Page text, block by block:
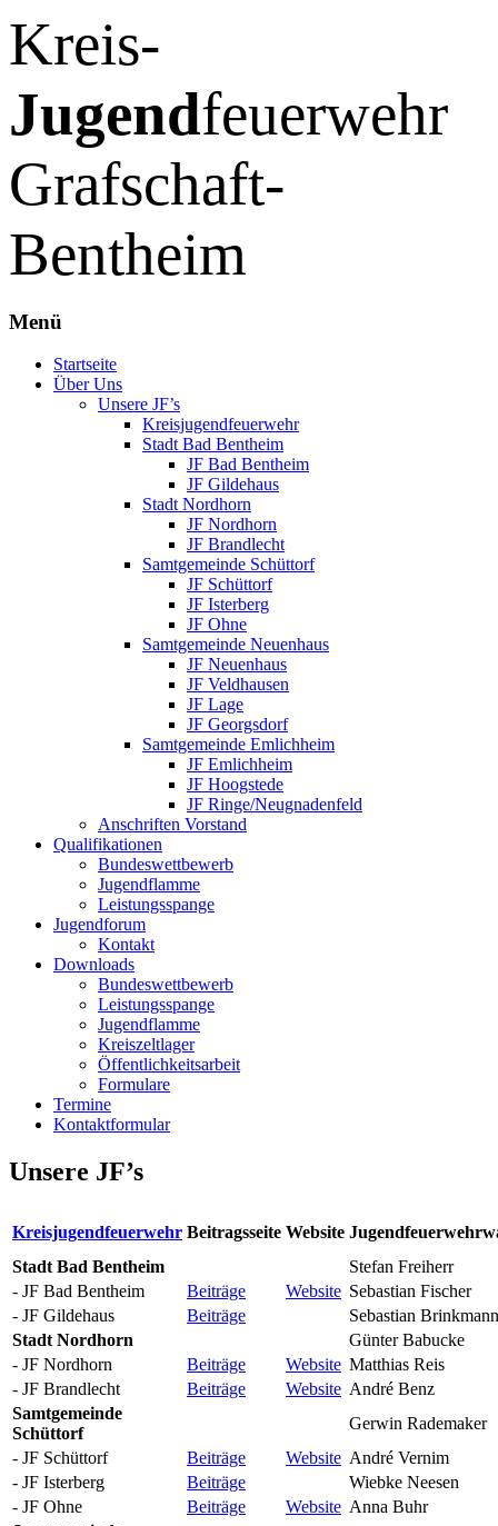
Kreis-
Jugendfeuerwehr
Grafschaft-
Bentheim
Menü
Zum
Inhalt
Startseite
Über Uns
Unsere JF’s
Kreisjugendfeuerwehr
Stadt Bad Bentheim
JF Bad Bentheim
JF Gildehaus
Stadt Nordhorn
JF Nordhorn
JF Brandlecht
Samtgemeinde Schüttorf
JF Schüttorf
JF Isterberg
JF Ohne
Samtgemeinde Neuenhaus
JF Neuenhaus
JF Veldhausen
JF Lage
JF Georgsdorf
Samtgemeinde Emlichheim
JF Emlichheim
JF Hoogstede
JF Ringe/Neugnadenfeld
Anschriften Vorstand
Qualifikationen
Bundeswettbewerb
Jugendflamme
Leistungsspange
Jugendforum
Kontakt
Downloads
Bundeswettbewerb
Leistungsspange
Jugendflamme
Kreiszeltlager
Öffentlichkeitsarbeit
Formulare
Termine
Kontaktformular
Unsere JF’s
Kreisjugendfeuerwehr Beitragsseite Website
Stadt Bad Bentheim
Stefan Freiherr
- JF Bad Bentheim
Beiträge Website Sebastian Fischer
- JF Gildehaus
Beiträge
Sebastian Brinkmann
Stadt Nordhorn
Günter Babucke
- JF Nordhorn
Beiträge Website Matthias Reis
- JF Brandlecht
Beiträge Website André Benz
Samtgemeinde
Schüttorf
Gerwin Rademaker
- JF Schüttorf
Beiträge Website André Vernim
- JF Isterberg
Beiträge
Wiebke Neesen
- JF Ohne
Beiträge Website Anna Buhr